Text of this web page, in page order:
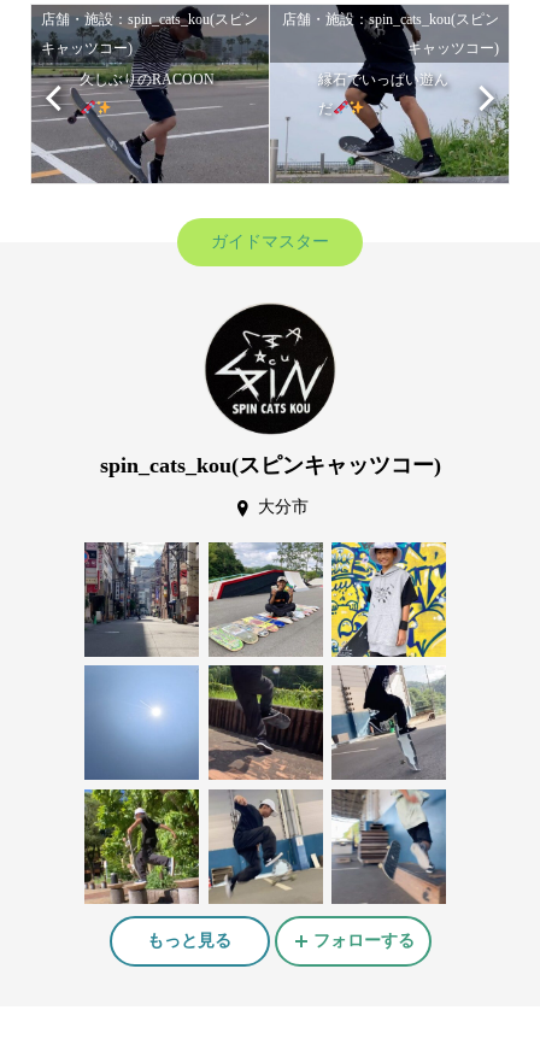
久しぶりのRACOON
店舗・施設：spin_cats_kou(スピン
キャッツコー)
縁石でいっぱい遊ん
だ
店舗・施設：spin_cats_kou(スピン
キャッツコー)
ガイドマスター
spin_cats_kou(スピンキャッツコー)
大分市
もっと見る フォローする